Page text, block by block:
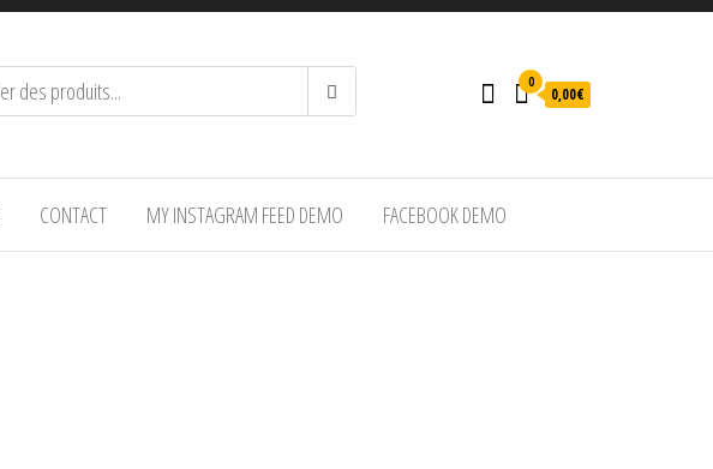
0
0,00€
CONTACT MY INSTAGRAM FEED DEMO FACEBOOK DEMO